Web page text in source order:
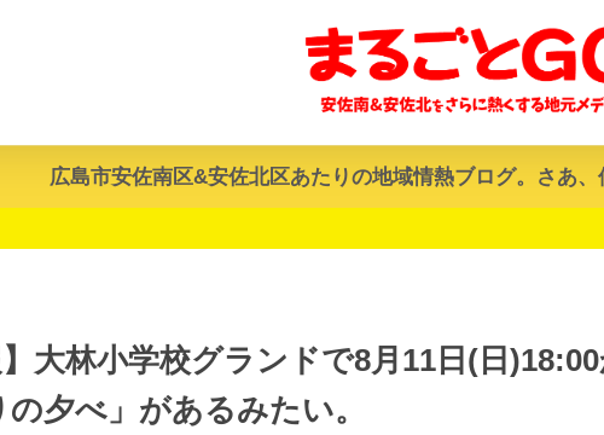
広島市安佐南区&安佐北区あたりの地域情熱ブログ。さあ、
】大林小学校グランドで8月11日(日
の夕べ」があるみたい。